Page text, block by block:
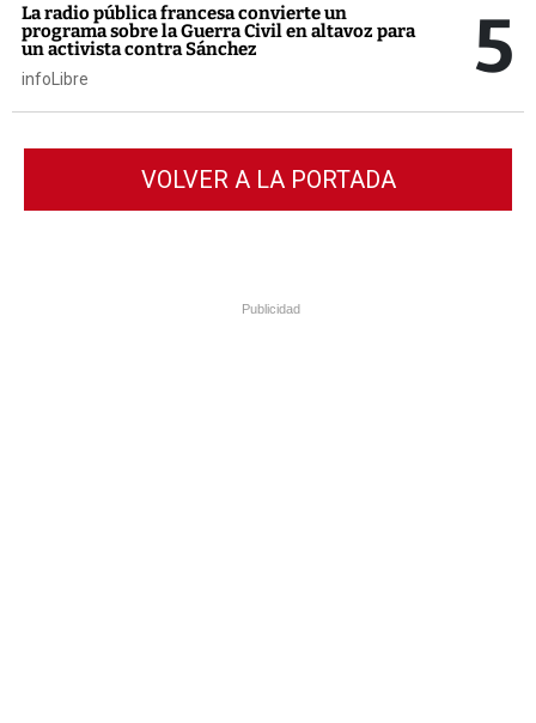
La radio pública francesa convierte un
programa sobre la Guerra Civil en altavoz para
un activista contra Sánchez
infoLibre 5
VOLVER A LA PORTADA
Publicidad